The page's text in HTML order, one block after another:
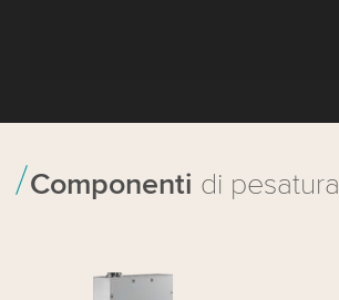
Componenti di pesatura